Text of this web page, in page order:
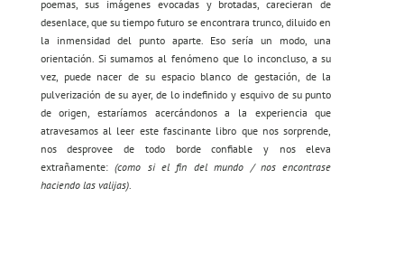
poemas, sus imágenes evocadas y brotadas, carecieran de
desenlace, que su tiempo futuro se encontrara trunco, diluido en
la inmensidad del punto aparte. Eso sería un modo, una
orientación. Si sumamos al fenómeno que lo inconcluso, a su
vez, puede nacer de su espacio blanco de gestación, de la
pulverización de su ayer, de lo indefinido y esquivo de su punto
de origen, estaríamos acercándonos a la experiencia que
atravesamos al leer este fascinante libro que nos sorprende,
nos desprovee de todo borde confiable y nos eleva
extrañamente:(como si el fin del mundo / nos encontrase
haciendo las valijas).